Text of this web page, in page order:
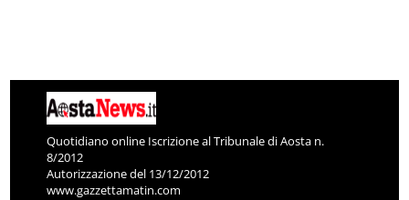
Quotidiano online Iscrizione al Tribunale di Aosta n.
8/2012
Autorizzazione del 13/12/2012
www.gazzettamatin.com